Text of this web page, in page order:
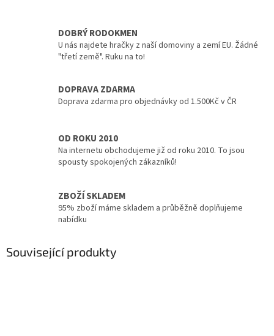
DOBRÝ RODOKMEN
U nás najdete hračky z naší domoviny a zemí EU. Žádné
"třetí země". Ruku na to!
DOPRAVA ZDARMA
Doprava zdarma pro objednávky od 1.500Kč v ČR
OD ROKU 2010
Na internetu obchodujeme již od roku 2010. To jsou
spousty spokojených zákazníků!
ZBOŽÍ SKLADEM
95% zboží máme skladem a průběžně doplňujeme
nabídku
Související produkty